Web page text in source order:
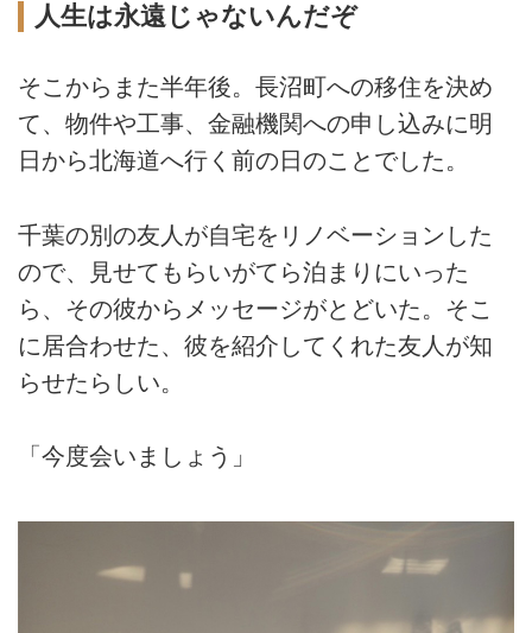
人生は永遠じゃないんだぞ
そこからまた半年後。長沼町への移住を決め
て、物件や工事、金融機関への申し込みに明
日から北海道へ行く前の日のことでした。
千葉の別の友人が自宅をリノベーションした
ので、見せてもらいがてら泊まりにいった
ら、その彼からメッセージがとどいた。そこ
に居合わせた、彼を紹介してくれた友人が知
らせたらしい。
「今度会いましょう」